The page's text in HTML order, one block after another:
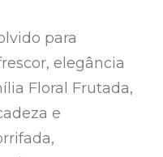
para
elegância
Floral Frutada,
e